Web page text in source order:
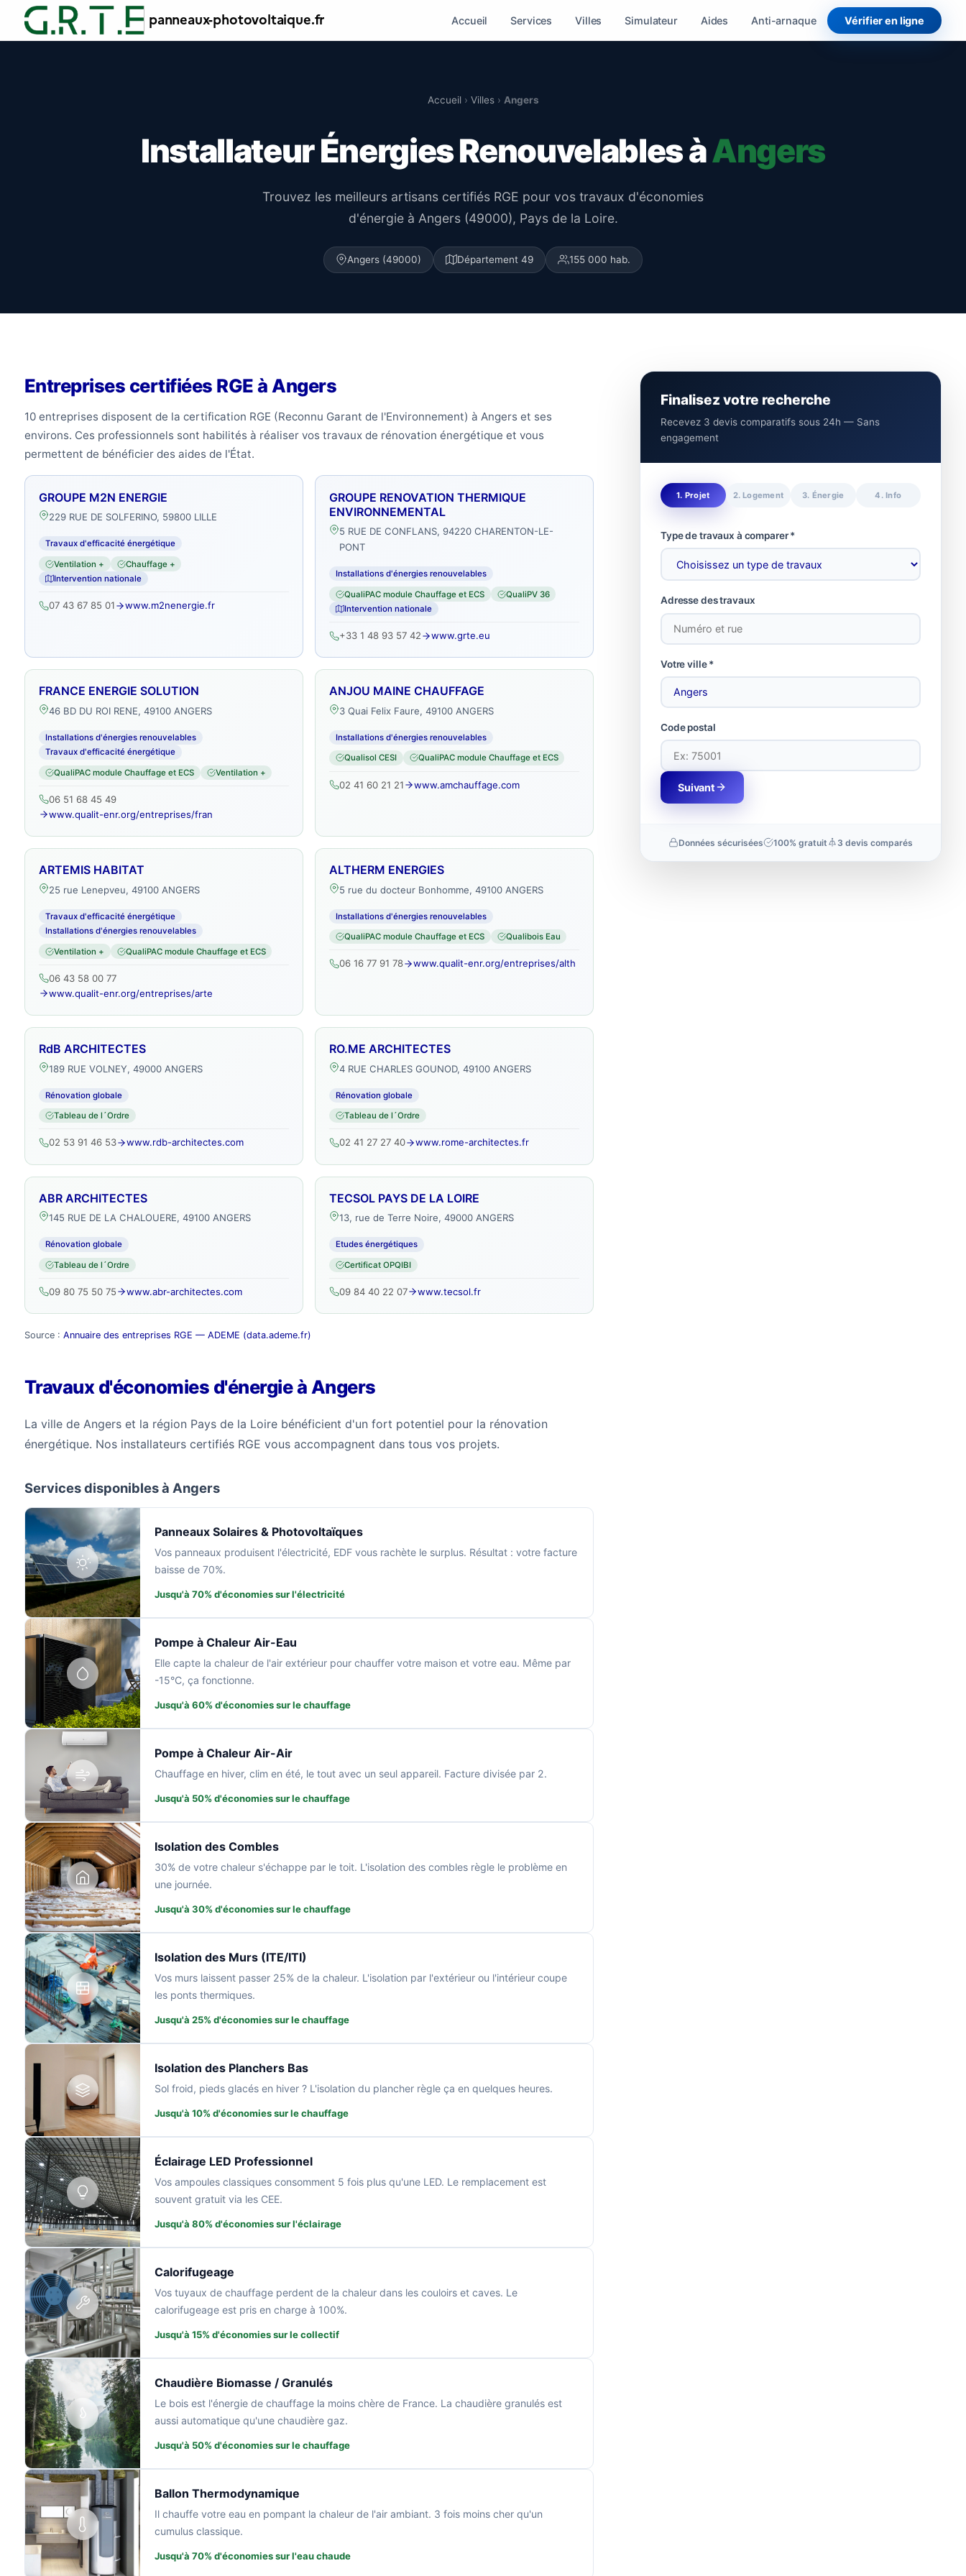
panneaux-photovoltaique.fr Accueil Services Villes Simulateur Aides Anti-arnaque Vérifier en ligne
Accueil› Villes› Angers
Installateur Énergies Renouvelables àAngers
Trouvez les meilleurs artisans certifiés RGE pour vos travaux d'économies
d'énergie à Angers (49000), Pays de la Loire.
Angers (49000) Département 49 155 000 hab.
Entreprises certifiées RGE à Angers
10 entreprises disposent de la certification RGE (Reconnu Garant de l'Environnement) à Angers et ses
environs. Ces professionnels sont habilités à réaliser vos travaux de rénovation énergétique et vous
permettent de bénéficier des aides de l'État.
GROUPE M2N ENERGIE
229 RUE DE SOLFERINO, 59800 LILLE
Travaux d'efficacité énergétique
Ventilation +
Chauffage +
Intervention nationale
07 43 67 85 01 www.m2nenergie.fr
GROUPE RENOVATION THERMIQUE
ENVIRONNEMENTAL
5 RUE DE CONFLANS, 94220 CHARENTON-LE-
PONT
Installations d'énergies renouvelables
QualiPAC module Chauffage et ECS
QualiPV 36
Intervention nationale
+33 1 48 93 57 42 www.grte.eu
FRANCE ENERGIE SOLUTION
46 BD DU ROI RENE, 49100 ANGERS
Installations d'énergies renouvelables
Travaux d'efficacité énergétique
QualiPAC module Chauffage et ECS Ventilation +
06 51 68 45 49
www.qualit-enr.org/entreprises/fran
ANJOU MAINE CHAUFFAGE
3 Quai Felix Faure, 49100 ANGERS
Installations d'énergies renouvelables
Qualisol CESI QualiPAC module Chauffage et ECS
02 41 60 21 21 www.amchauffage.com
ARTEMIS HABITAT
25 rue Lenepveu, 49100 ANGERS
Travaux d'efficacité énergétique
Installations d'énergies renouvelables
Ventilation + QualiPAC module Chauffage et ECS
06 43 58 00 77
www.qualit-enr.org/entreprises/arte
ALTHERM ENERGIES
5 rue du docteur Bonhomme, 49100 ANGERS
Installations d'énergies renouvelables
QualiPAC module Chauffage et ECS Qualibois Eau
06 16 77 91 78 www.qualit-enr.org/entreprises/alth
RdB ARCHITECTES
189 RUE VOLNEY, 49000 ANGERS
Rénovation globale
Tableau de l´Ordre
02 53 91 46 53 www.rdb-architectes.com
RO.ME ARCHITECTES
4 RUE CHARLES GOUNOD, 49100 ANGERS
Rénovation globale
Tableau de l´Ordre
02 41 27 27 40 www.rome-architectes.fr
ABR ARCHITECTES
145 RUE DE LA CHALOUERE, 49100 ANGERS
Rénovation globale
Tableau de l´Ordre
09 80 75 50 75 www.abr-architectes.com
TECSOL PAYS DE LA LOIRE
13, rue de Terre Noire, 49000 ANGERS
Etudes énergétiques
Certificat OPQIBI
09 84 40 22 07 www.tecsol.fr
Source : Annuaire des entreprises RGE — ADEME (data.ademe.fr)
Travaux d'économies d'énergie à Angers
La ville de Angers et la région Pays de la Loire bénéficient d'un fort potentiel pour la rénovation
énergétique. Nos installateurs certifiés RGE vous accompagnent dans tous vos projets.
Services disponibles à Angers
Panneaux Solaires & Photovoltaïques
Vos panneaux produisent l'électricité, EDF vous rachète le surplus. Résultat : votre facture
baisse de 70%.
Jusqu'à 70% d'économies sur l'électricité
Pompe à Chaleur Air-Eau
Elle capte la chaleur de l'air extérieur pour chauffer votre maison et votre eau. Même par
-15°C, ça fonctionne.
Jusqu'à 60% d'économies sur le chauffage
Pompe à Chaleur Air-Air
Chauffage en hiver, clim en été, le tout avec un seul appareil. Facture divisée par 2.
Jusqu'à 50% d'économies sur le chauffage
Isolation des Combles
30% de votre chaleur s'échappe par le toit. L'isolation des combles règle le problème en
une journée.
Jusqu'à 30% d'économies sur le chauffage
Isolation des Murs (ITE/ITI)
Vos murs laissent passer 25% de la chaleur. L'isolation par l'extérieur ou l'intérieur coupe
les ponts thermiques.
Jusqu'à 25% d'économies sur le chauffage
Isolation des Planchers Bas
Sol froid, pieds glacés en hiver ? L'isolation du plancher règle ça en quelques heures.
Jusqu'à 10% d'économies sur le chauffage
Éclairage LED Professionnel
Vos ampoules classiques consomment 5 fois plus qu'une LED. Le remplacement est
souvent gratuit via les CEE.
Jusqu'à 80% d'économies sur l'éclairage
Calorifugeage
Vos tuyaux de chauffage perdent de la chaleur dans les couloirs et caves. Le
calorifugeage est pris en charge à 100%.
Jusqu'à 15% d'économies sur le collectif
Chaudière Biomasse / Granulés
Le bois est l'énergie de chauffage la moins chère de France. La chaudière granulés est
aussi automatique qu'une chaudière gaz.
Jusqu'à 50% d'économies sur le chauffage
Ballon Thermodynamique
Il chauffe votre eau en pompant la chaleur de l'air ambiant. 3 fois moins cher qu'un
cumulus classique.
Jusqu'à 70% d'économies sur l'eau chaude
Finalisez votre recherche
Recevez 3 devis comparatifs sous 24h — Sans
engagement
1. Projet 2. Logement 3. Énergie 4. Info
Type de travaux à comparer *
Adresse des travaux
Votre ville *
Code postal
Suivant
Données sécurisées 100% gratuit 3 devis comparés